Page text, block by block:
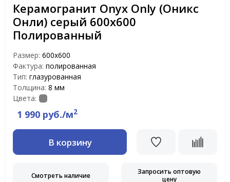
Керамогранит Onyx Only (Оникс
Онли) серый 600х600
Полированный
Размер: 600х600
Фактура: полированная
Тип: глазурованная
Толщина: 8 мм
Цвета:
1 990 руб./м2
В корзину
Смотреть наличие
Запросить оптовую
цену